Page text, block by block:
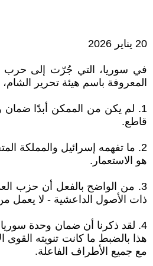
20 يناير 2026
في سوريا، التي جُرّت إلى حرب
المعروفة باسم هيئة تحرير
1. لم يكن من الممكن أبدًا ضمان
قاطع.
2. ما تفهمه إسرائيل والمملكة
هو الاستعمار.
3. من الواضح بالفعل أن حزب
ذات الأصول الداعشية - لا يعمل
4. لقد ذكرنا أن ضمان وحدة
هذا بالضبط ما كانت تنويته القوى
مع جميع الأطراف الفاعلة.